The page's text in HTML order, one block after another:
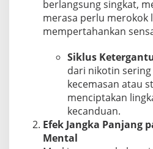
berlangsung singkat,
merasa perlu merokok
mempertahankan
Siklus
dari nikotin
kecemasan atau
menciptakan
kecanduan.
Efek Jangka Panjang
Mental